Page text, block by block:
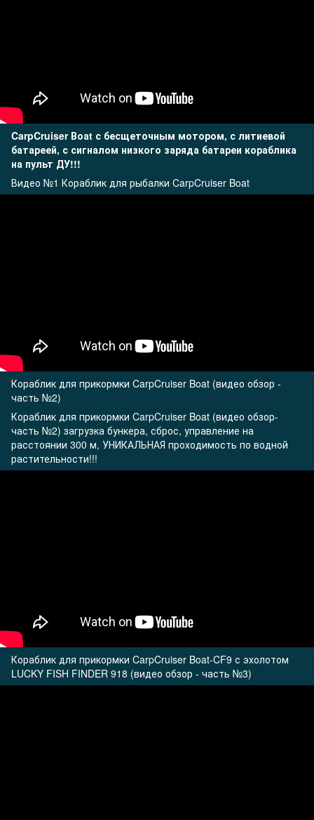
CarpCruiser Воаt с бесщеточным мотором, с литиевой
батареей, с сигналом низкого заряда батареи кораблика
на пульт ДУ!!!
Видео №1 Кораблик для рыбалки CarpCruiser Boat
Кораблик для прикормки CarpCruiser Boat (видео обзор -
часть №2)
Кораблик для прикормки CarpCruiser Boat (видео обзор-
часть №2) загрузка бункера, сброс, управление на
расстоянии 300 м, УНИКАЛЬНАЯ проходимость по водной
растительности!!!
Кораблик для прикормки CarpCruiser Boat-CF9 с эхолотом
LUCKY FISH FINDER 918 (видео обзор - часть №3)